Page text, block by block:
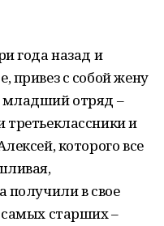
года назад и
привез с собой жену
отряд –
и
которого все
получили в свое
самых старших –